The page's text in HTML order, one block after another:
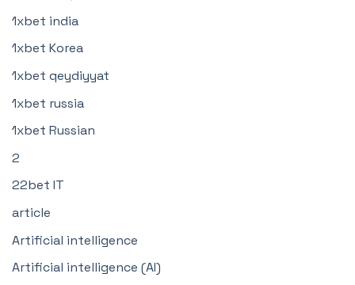
1xbet india
1xbet Korea
1xbet qeydiyyat
1xbet russia
1xbet Russian
2
22bet IT
article
Artificial intelligence
Artificial intelligence (AI)